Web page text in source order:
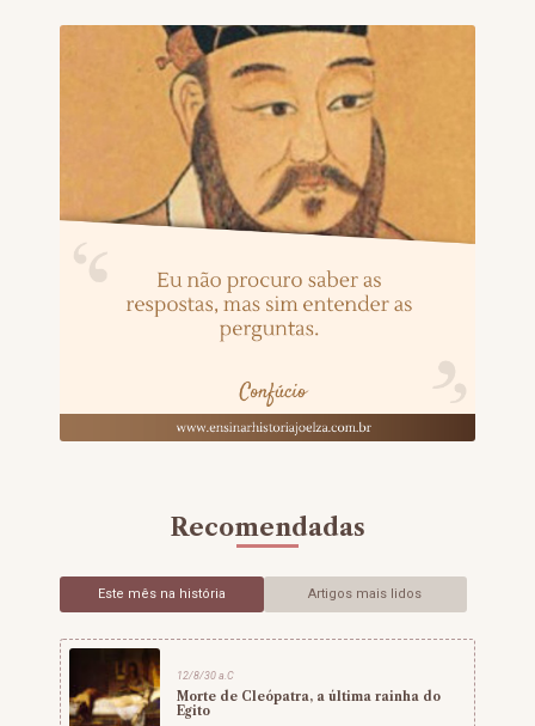
Recomendadas
Este mês na história Artigos mais lidos
12/8/30 a.C
Morte de Cleópatra, a última rainha do
Egito